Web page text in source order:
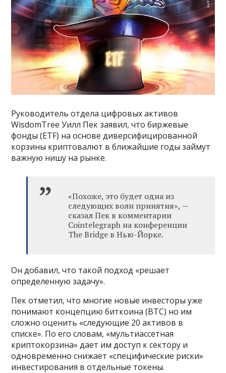
Руководитель отдела цифровых активов
WisdomTree Уилл Пек заявил, что биржевые
фонды (ETF) на основе диверсифицированной
корзины криптовалют в ближайшие годы займут
важную нишу на рынке.
«Похоже, это будет одна из
следующих волн принятия», —
сказал Пек в комментарии
Cointelegraph на конференции
The Bridge в Нью-Йорке.
Он добавил, что такой подход «решает
определенную задачу».
Пек отметил, что многие новые инвесторы уже
понимают концепцию биткоина (BTC) но им
сложно оценить «следующие 20 активов в
списке». По его словам, «мультиассетная
криптокорзина» дает им доступ к сектору и
одновременно снижает «специфические риски»
инвестирования в отдельные токены.